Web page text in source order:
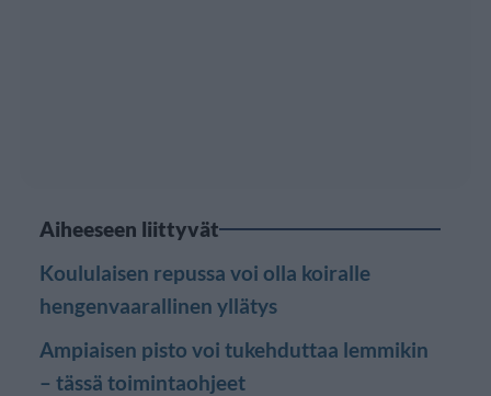
Aiheeseen liittyvät
Koululaisen repussa voi olla koiralle
hengenvaarallinen yllätys
Ampiaisen pisto voi tukehduttaa lemmikin
– tässä toimintaohjeet